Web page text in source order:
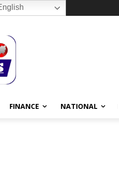
FINANCE NATIONAL